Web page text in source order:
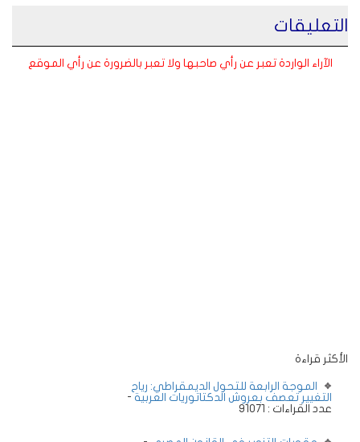
التعليقات
الآراء الواردة تعبر عن رأي صاحبها ولا تعبر بالضرورة عن رأي الموقع
الأكثر قراءة
الموجة الرابعة للتحول الديمقراطي: رياح
التغيير تعصف بعروش الدكتاتوريات العربية -
عدد القراءات : 91071